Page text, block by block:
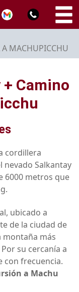
A MACHUPICCHU
Camino
cordillera
nevado Salkantay
6000 metros que
ubicado a
de la ciudad de
montaña más
Por su cercanía a
con frecuencia.
a Machu